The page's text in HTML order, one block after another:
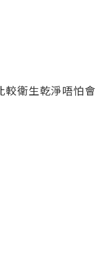
較衛生乾淨唔怕會